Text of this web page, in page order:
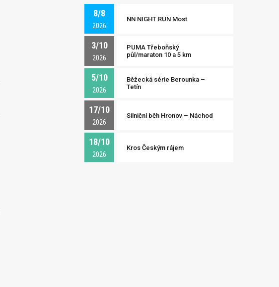
8/8
2026
NN NIGHT RUN Most
3/10
2026
PUMA Třeboňský
půl/maraton 10 a 5 km
5/10
2026
Běžecká série Berounka –
Tetín
17/10
2026
Silniční běh Hronov – Náchod
18/10
2026
Kros Českým rájem